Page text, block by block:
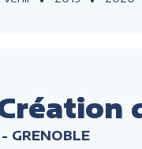
GRENOBLE